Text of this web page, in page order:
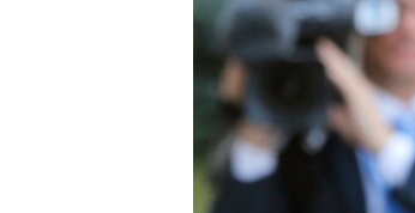
ІСТОРІЇ УСПІХУ УКРАЇНЦІВ
БРИФІНГ ГОЛОСУ АМЕРИКИ
СТУДІЯ ВАШИНГТОН